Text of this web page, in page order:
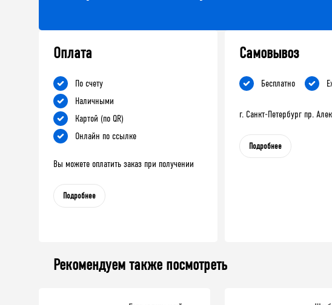
Оплата
По счету
Наличными
Картой (по QR)
Онлайн по ссылке
Вы можете оплатить заказ при получении
Подробнее
Самовывоз
Бесплатно
г. Санкт-Петербург пр.
Подробнее
Рекомендуем также посмотреть